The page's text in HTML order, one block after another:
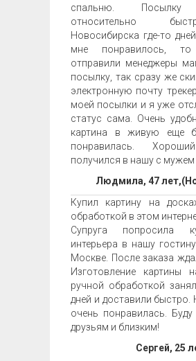
спальню. Посылку
относительно
Новосибирска где-то
мне понравилось,
отправили менеджеры
посылку, так сразу же
электронную почту
моей посылки и я уже
статус сама. Очень
картина в живую еще
понравилась.
получился в нашу с
Людмила, 47
Купил картину на
обработкой в этом
Супруга попросила
интерьера в нашу
Москве. После заказа
Изготовление картины
ручной обработкой
дней и доставили быстро.
очень понравилась. Буду
друзьям и близким!
Сергей, 25